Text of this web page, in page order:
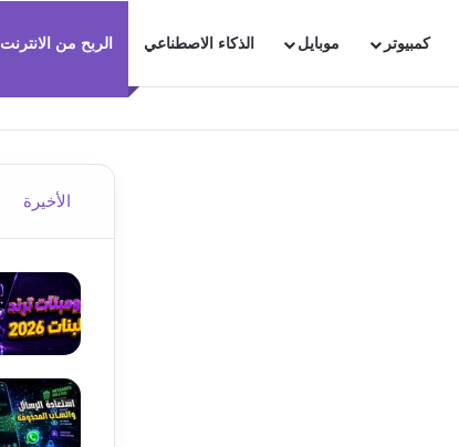
كمبيوتر موبايل الذكاء الاصطناعي الربح من الانترنت
الأخيرة